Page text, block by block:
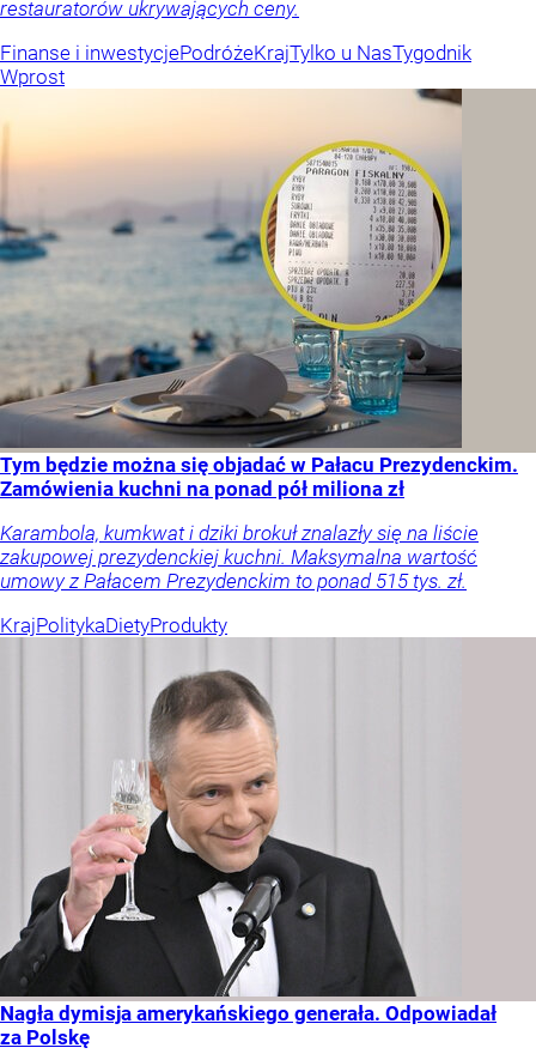
restauratorów ukrywających ceny.
Finanse i inwestycjePodróżeKrajTylko u NasTygodnik
Wprost
Tym będzie można się objadać w Pałacu Prezydenckim.
Zamówienia kuchni na ponad pół miliona zł
Karambola, kumkwat i dziki brokuł znalazły się na liście
zakupowej prezydenckiej kuchni. Maksymalna wartość
umowy z Pałacem Prezydenckim to ponad 515 tys. zł.
KrajPolitykaDietyProdukty
Nagła dymisja amerykańskiego generała. Odpowiadał
za Polskę